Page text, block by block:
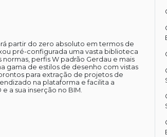
partir do zero absoluto em termos de
pré-configurada uma vasta biblioteca
perfis W padrão Gerdau e mais
gama de estilos de desenho com vistas
para extração de projetos de
na plataforma e facilita a
a sua inserção no BIM.